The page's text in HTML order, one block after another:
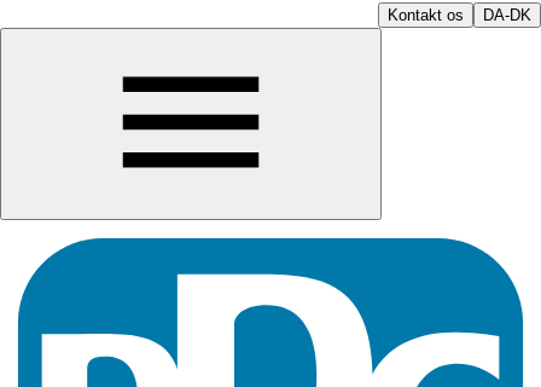
Kontakt os DA-DK